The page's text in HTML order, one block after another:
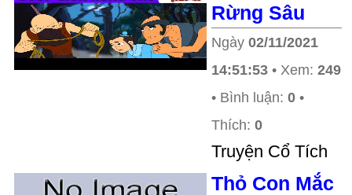
Rừng Sâu
Ngày 02/11/2021
14:51:53 • Xem: 249
• Bình luận: 0 •
Thích: 0
Truyện Cổ Tích
Thỏ Con Mắc